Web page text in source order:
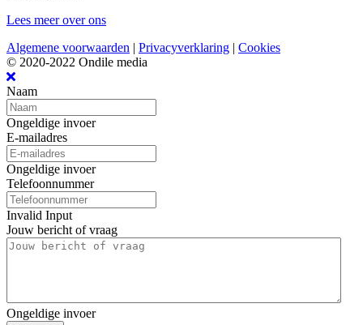
Lees meer over ons
Algemene voorwaarden | Privacyverklaring | Cookies
© 2020-2022 Ondile media
Naam
Ongeldige invoer
E-mailadres
Ongeldige invoer
Telefoonnummer
Invalid Input
Jouw bericht of vraag
Ongeldige invoer